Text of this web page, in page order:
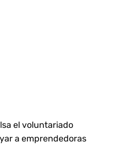
el voluntariado
a emprendedoras